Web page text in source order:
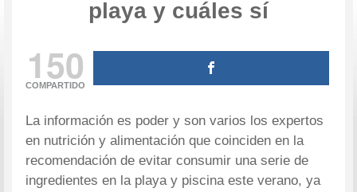
playa y cuáles sí
150
COMPARTIDO
La información es poder y son varios los expertos
en nutrición y alimentación que coinciden en la
recomendación de evitar consumir una serie de
ingredientes en la playa y piscina este verano, ya